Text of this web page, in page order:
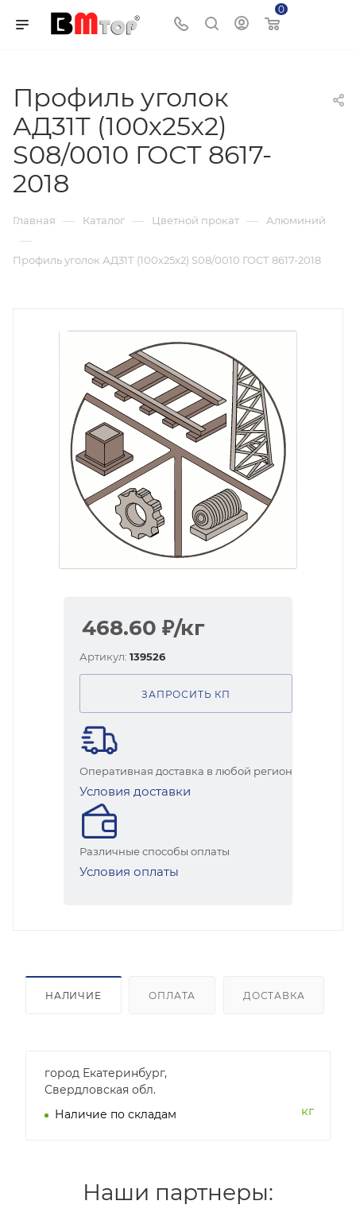
0
Профиль уголок
АД31Т (100х25х2)
S08/0010 ГОСТ 8617-
2018
Главная — Каталог — Цветной прокат — Алюминий
—
Профиль уголок АД31Т (100х25х2) S08/0010 ГОСТ 8617-2018
468.60 ₽/кг
Артикул: 139526
ЗАПРОСИТЬ КП
Оперативная доставка в любой регион
Условия доставки
Различные способы оплаты
Условия оплаты
НАЛИЧИЕ ОПЛАТА ДОСТАВКА
город Екатеринбург,
Свердловская обл.
Наличие по складам
кг
Наши партнеры: